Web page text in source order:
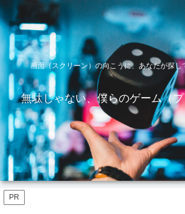
画面（スクリーン）の向こうに、あなたが探し
無駄じゃない、僕らのゲーム（
PR